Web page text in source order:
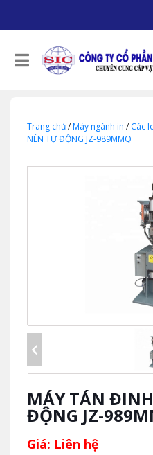
Trang chủ/Máy ngành in / Các
NÉN TỰ ĐỘNG JZ-989MMQ
MÁY TÁN
ĐỘNG JZ-
Giá: Liên hệ